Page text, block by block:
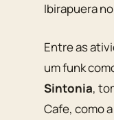
Ibirapuera
Entre as
um funk
Sintonia,
Cafe, como